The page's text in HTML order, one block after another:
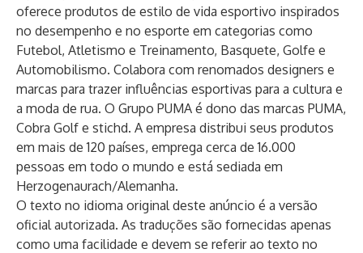
oferece produtos de estilo de vida esportivo inspirados
no desempenho e no esporte em categorias como
Futebol, Atletismo e Treinamento, Basquete, Golfe e
Automobilismo. Colabora com renomados designers e
marcas para trazer influências esportivas para a cultura e
a moda de rua. O Grupo PUMA é dono das marcas PUMA,
Cobra Golf e stichd. A empresa distribui seus produtos
em mais de 120 países, emprega cerca de 16.000
pessoas em todo o mundo e está sediada em
Herzogenaurach/Alemanha.
O texto no idioma original deste anúncio é a versão
oficial autorizada. As traduções são fornecidas apenas
como uma facilidade e devem se referir ao texto no